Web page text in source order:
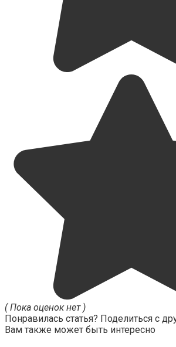
( Пока оценок нет )
Понравилась статья? Поделиться с
Вам также может быть интересно